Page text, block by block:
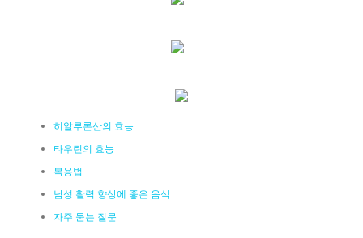
히알루론산의 효능
타우린의 효능
복용법
남성 활력 향상에 좋은 음식
자주 묻는 질문